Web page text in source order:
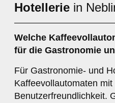
Hotellerie in
Welche
für die Gastronomie
Für Gastronomie- und
Kaffeevollautomaten
Benutzerfreundlichkeit.